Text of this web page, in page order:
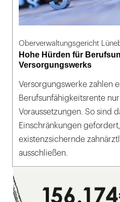
Oberverwaltungsgericht
Hohe Hürden für
Versorgungswerks
Versorgungswerke zahlen
Berufsunfähigkeitsrente
Voraussetzungen. So sind
Einschränkungen
existenzsichernde
ausschließen.